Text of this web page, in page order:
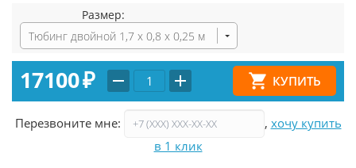
Размер:
Тюбинг двойной 1,7 х 0,8 х 0,25 м
17100₽
Перезвоните мне: , хочу купить
в 1 клик